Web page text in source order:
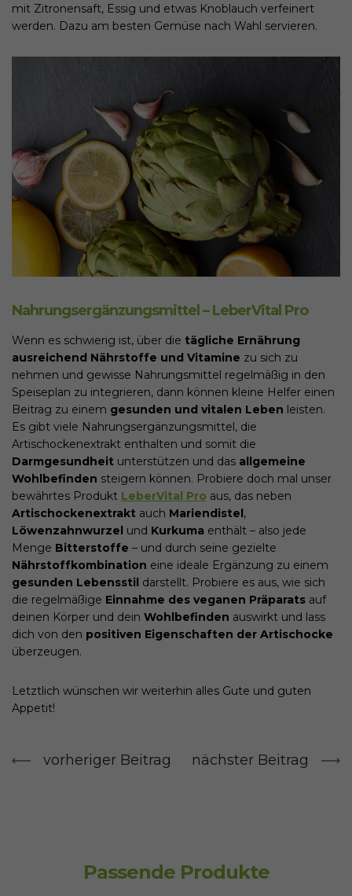
mit Zitronensaft, Essig und etwas Knoblauch verfeinert
werden. Dazu am besten Gemüse nach Wahl servieren.
Nahrungsergänzungsmittel – LeberVital Pro
Wenn es schwierig ist, über die tägliche Ernährung
ausreichend Nährstoffe und Vitamine zu sich zu
nehmen und gewisse Nahrungsmittel regelmäßig in den
Speiseplan zu integrieren, dann können kleine Helfer einen
Beitrag zu einem gesunden und vitalen Leben leisten.
Es gibt viele Nahrungsergänzungsmittel, die
Artischockenextrakt enthalten und somit die
Darmgesundheit unterstützen und das allgemeine
Wohlbefinden steigern können. Probiere doch mal unser
bewährtes Produkt LeberVital Pro aus, das neben
Artischockenextrakt auch Mariendistel,
Löwenzahnwurzel und Kurkuma enthält – also jede
Menge Bitterstoffe – und durch seine gezielte
Nährstoffkombination eine ideale Ergänzung zu einem
gesunden Lebensstil darstellt. Probiere es aus, wie sich
die regelmäßige Einnahme des veganen Präparats auf
deinen Körper und dein Wohlbefinden auswirkt und lass
dich von den positiven Eigenschaften der Artischocke
überzeugen.
Letztlich wünschen wir weiterhin alles Gute und guten
Appetit!
vorheriger Beitrag nächster Beitrag
Passende Produkte